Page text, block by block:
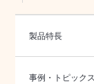
製品特長
事例・トピックス